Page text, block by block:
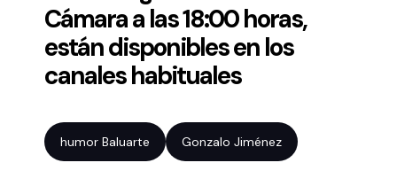
Volver al inicio
Agenda
Suscríbete a la newsletter
Cámara a las 18:00 horas,
están disponibles en los
canales habituales
humor Baluarte Gonzalo Jiménez